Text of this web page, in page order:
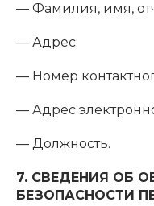
— Фамилия, имя,
— Адрес;
— Номер
— Адрес
— Должность.
7. СВЕДЕНИЯ ОБ
БЕЗОПАСНОСТИ